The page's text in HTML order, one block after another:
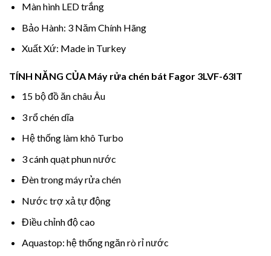
Màn hình LED trắng
Bảo Hành: 3 Năm Chính Hãng
Xuất Xứ: Made in Turkey
TÍNH NĂNG CỦA Máy rửa chén bát Fagor 3LVF-63IT
15 bộ đồ ăn châu Âu
3 rổ chén dĩa
Hệ thống làm khô Turbo
3 cánh quạt phun nước
Đèn trong máy rửa chén
Nước trợ xả tự động
Điều chỉnh độ cao
Aquastop: hệ thống ngăn rò rỉ nước